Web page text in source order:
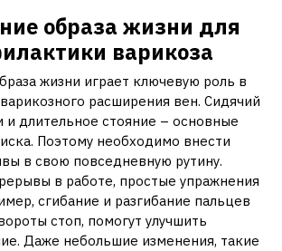
образа жизни для
варикоза
жизни играет ключевую роль в
расширения вен. Сидячий
и длительное стояние – основные
Поэтому необходимо внести
в свою повседневную рутину.
в работе, простые упражнения
сгибание и разгибание пальцев
стоп, помогут улучшить
Даже небольшие изменения, такие